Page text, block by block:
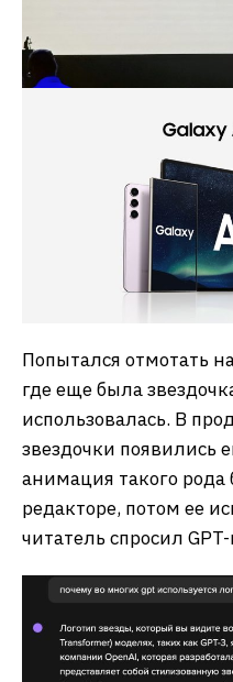
Попытался отмотать
где еще была
использовалась. В
звездочки появились
анимация такого
редакторе, потом ее
читатель спросил